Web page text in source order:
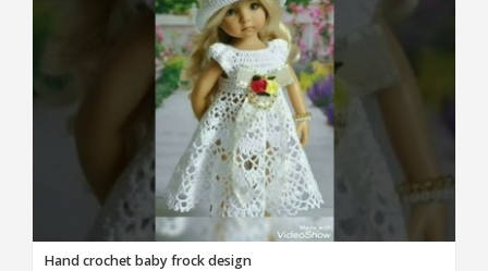
Hand crochet baby frock design